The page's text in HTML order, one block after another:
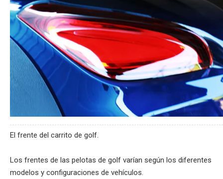
El frente del carrito de golf.
Los frentes de las pelotas de golf varían según los diferentes
modelos y configuraciones de vehículos.